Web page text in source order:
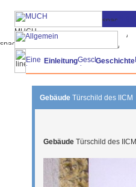
Einleitung Geschichte
Gebäude Türschild des IICM
Gebäude Türschild des IICM